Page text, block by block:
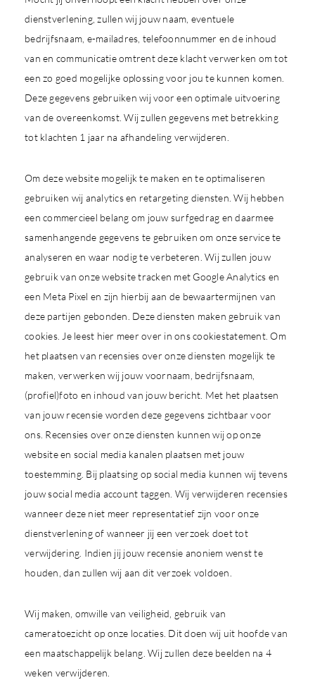
dienstverlening, zullen wij jouw naam, eventuele
bedrijfsnaam, e-mailadres, telefoonnummer en de inhoud
van en communicatie omtrent deze klacht verwerken om tot
een zo goed mogelijke oplossing voor jou te kunnen komen.
Deze gegevens gebruiken wij voor een optimale uitvoering
van de overeenkomst. Wij zullen gegevens met betrekking
tot klachten 1 jaar na afhandeling verwijderen.
Om deze website mogelijk te maken en te optimaliseren
gebruiken wij analytics en retargeting diensten. Wij hebben
een commercieel belang om jouw surfgedrag en daarmee
samenhangende gegevens te gebruiken om onze service te
analyseren en waar nodig te verbeteren. Wij zullen jouw
gebruik van onze website tracken met Google Analytics en
een Meta Pixel en zijn hierbij aan de bewaartermijnen van
deze partijen gebonden. Deze diensten maken gebruik van
cookies. Je leest hier meer over in ons cookiestatement. Om
het plaatsen van recensies over onze diensten mogelijk te
maken, verwerken wij jouw voornaam, bedrijfsnaam,
(profiel)foto en inhoud van jouw bericht. Met het plaatsen
van jouw recensie worden deze gegevens zichtbaar voor
ons. Recensies over onze diensten kunnen wij op onze
website en social media kanalen plaatsen met jouw
toestemming. Bij plaatsing op social media kunnen wij tevens
jouw social media account taggen. Wij verwijderen recensies
wanneer deze niet meer representatief zijn voor onze
dienstverlening of wanneer jij een verzoek doet tot
verwijdering. Indien jij jouw recensie anoniem wenst te
houden, dan zullen wij aan dit verzoek voldoen.
Wij maken, omwille van veiligheid, gebruik van
cameratoezicht op onze locaties. Dit doen wij uit hoofde van
een maatschappelijk belang. Wij zullen deze beelden na 4
weken verwijderen.